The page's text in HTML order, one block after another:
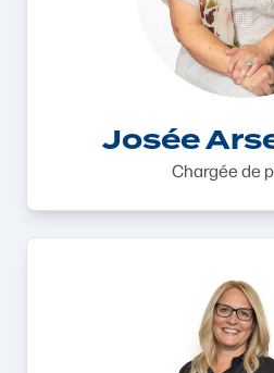
Josée
Chargée de